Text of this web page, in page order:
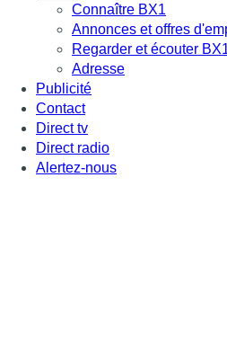
Connaître BX1
Annonces et offres
Regarder et écouter
Adresse
Publicité
Contact
Direct tv
Direct radio
Alertez-nous